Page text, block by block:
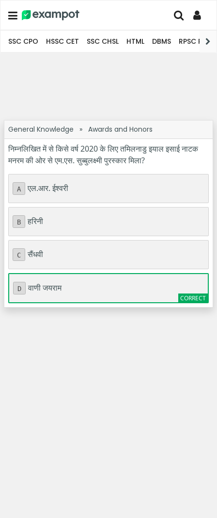
SSC CPO HSSC CET SSC CHSL HTML DBMS RPSC
General Knowledge » Awards and Honors
निम्नलिखित में से किसे वर्ष 2020 के लिए तमिलनाडु इयाल इसाई नाटक
मनरम की ओर से एम.एस. सुब्बुलक्ष्मी पुरस्कार मिला?
A एल.आर. ईश्वरी
B हरिनी
C सैंधवी
D वाणी जयराम